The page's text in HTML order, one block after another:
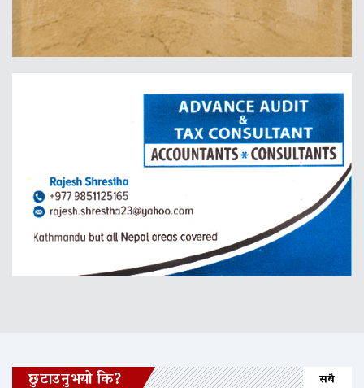
छुटाउनुभयो कि? सबै